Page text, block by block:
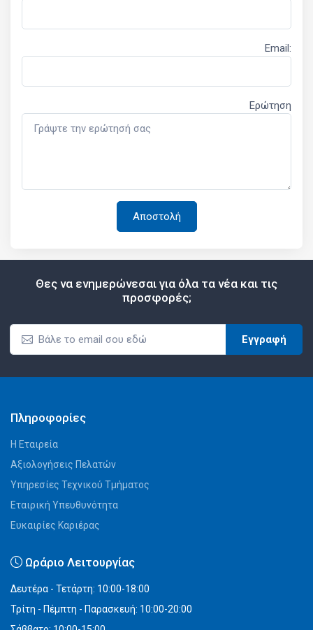
Email:
Ερώτηση
Θες να ενημερώνεσαι για όλα τα νέα και τις
προσφορές;
Εγγραφή
Πληροφορίες
Η Εταιρεία
Αξιολογήσεις Πελατών
Υπηρεσίες Τεχνικού Τμήματος
Εταιρική Υπευθυνότητα
Ευκαιρίες Καριέρας
Ωράριο Λειτουργίας
Δευτέρα - Τετάρτη: 10:00-18:00
Τρίτη - Πέμπτη - Παρασκευή: 10:00-20:00